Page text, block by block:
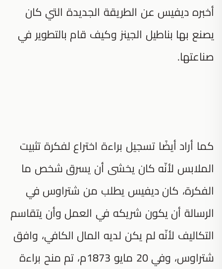
أخبره ديفيس عن الطريقة الجديدة التي كان
يصنع بها بناطيل الجينز وكيف قام بالتطوير في
صناعتها.
كما أراد أيضًا تسجيل براءة اختراع لفكرة تثبيت
الملابس لأنّه كان يخشى أن يسرق شخص ما
الفكرة، كان ديفيس يطلب من شتراوس في
الرسالة أن يكون شريكه في العمل وأن يتقاسم
التكاليف لأنّه لم يكن لديه المال الكافي، وافق
شتراوس، وفي 20 مايو 1873م، تم منح براءة